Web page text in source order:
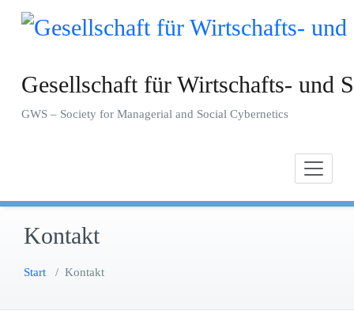
Zum
Gesellschaft für Wirtschafts- und
GWS – Society for Managerial and Social Cybernetics
Kontakt
Start / Kontakt